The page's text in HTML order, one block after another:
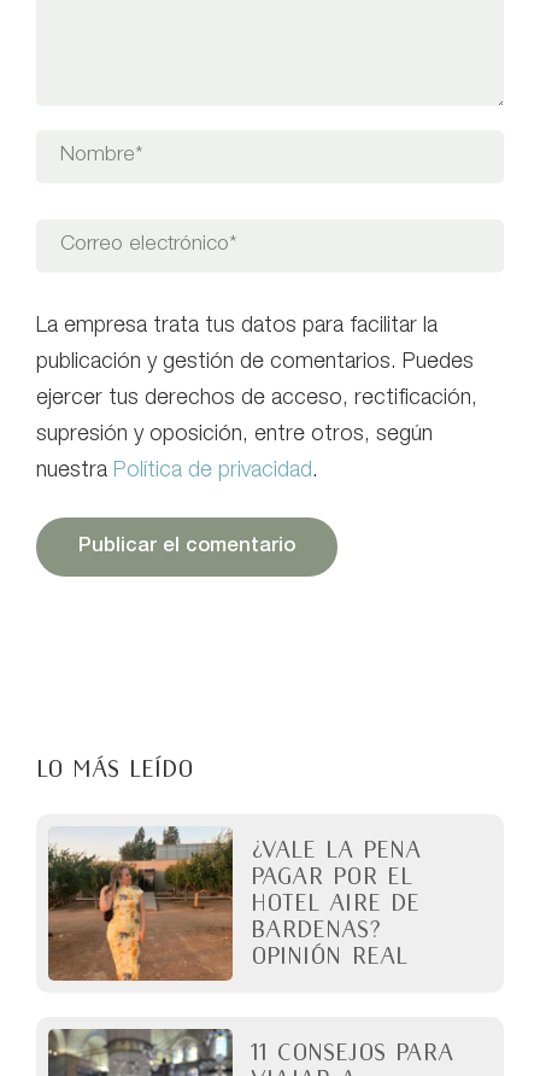
La empresa trata tus datos para facilitar la
publicación y gestión de comentarios. Puedes
ejercer tus derechos de acceso, rectificación,
supresión y oposición, entre otros, según
nuestra Política de privacidad.
LO MÁS LEÍDO
¿Vale la pena
pagar por el
Hotel Aire de
Bardenas?
Opinión real
11 Consejos para